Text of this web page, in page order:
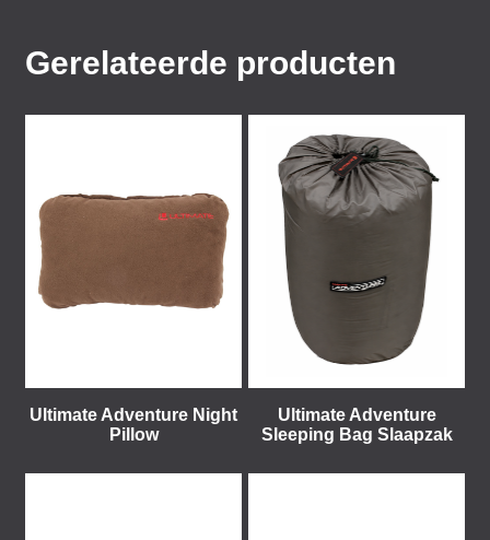
Gerelateerde producten
Ultimate Adventure Night
Pillow
Ultimate Adventure
Sleeping Bag Slaapzak